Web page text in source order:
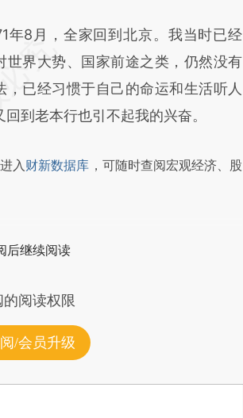
8月，全家回到北京。我当时已经
世界大势、国家前途之类，仍然没有
，已经习惯于自己的命运和生活听人
回到老本行也引不起我的兴奋。
入财新数据库 ，可随时查阅宏观经济、股
后继续阅读
阅读权限
/会员升级